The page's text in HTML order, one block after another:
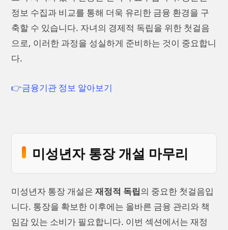
정보 수집과 비교를 통해 더욱 유리한 금융 환경을 구
축할 수 있습니다. 자녀의 경제적 독립을 위한 첫걸음
으로, 이러한 과정을 성실하게 준비하는 것이 중요합니
다.
👉금융기관 정보 알아보기
미성년자 통장 개설 마무리
미성년자 통장 개설은 재정적 독립의 중요한 첫걸음입
니다. 통장을 확보한 이후에는 올바른 금융 관리와 책
임감 있는 소비가 필요합니다. 이번 섹션에서는 재정